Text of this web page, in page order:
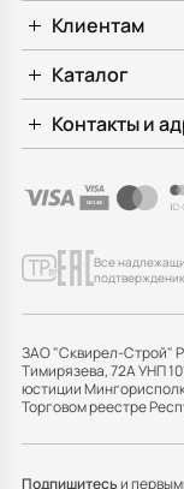
Клиентам
Каталог
Контакты и
Все
ЗАО "Сквирел-Строй"
Тимирязева, 72А УНП
юстиции
Торговом реестре
Подпишитесьи